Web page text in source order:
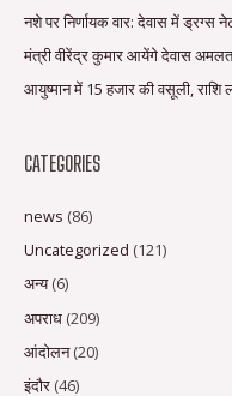
नशे पर निर्णायक वार: देवास में ड्रग्स
मंत्री वीरेंद्र कुमार आयेंगे देवास
आयुष्मान में 15 हजार की वसूली, राशि
CATEGORIES
news (86)
Uncategorized (121)
अन्य(6)
अपराध (209)
आंदोलन(20)
इंदौर (46)